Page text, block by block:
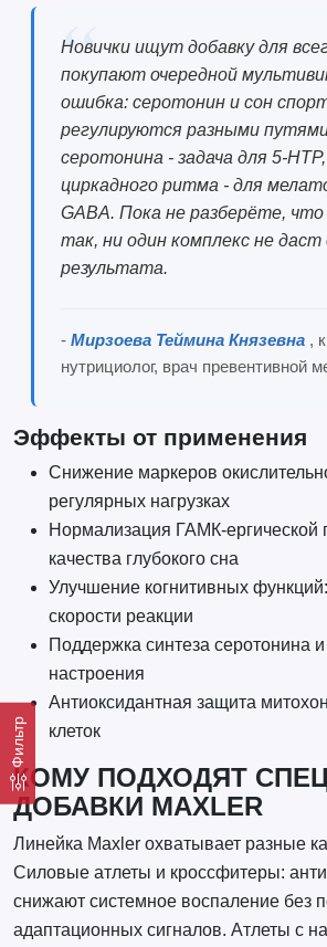
Фильтр
Новички ищут добавку для
покупают очередной
ошибка: серотонин и сон
регулируются разными
серотонина - задача для 5-
циркадного ритма - для
GABA. Пока не разберёте,
так, ни один комплекс не
результата.
- Мирзоева Теймина Князевна ,
нутрициолог, врач превентивной
Эффекты от применения
Снижение маркеров
регулярных нагрузках
Нормализация ГАМК-ергической
качества глубокого сна
Улучшение когнитивных
скорости реакции
Поддержка синтеза серотонина
настроения
Антиоксидантная защита
клеток
КОМУ ПОДХОДЯТ
ДОБАВКИ MAXLER
Линейка Maxler охватывает разные
Силовые атлеты и кроссфитеры:
снижают системное воспаление без
адаптационных сигналов. Атлеты с